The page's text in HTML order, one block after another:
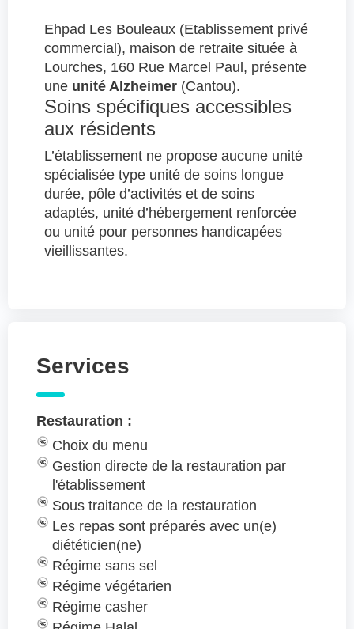
Ehpad Les Bouleaux (Etablissement privé
commercial), maison de retraite située à
Lourches, 160 Rue Marcel Paul, présente
une unité Alzheimer (Cantou).
Soins spécifiques accessibles
aux résidents
L’établissement ne propose aucune unité
spécialisée type unité de soins longue
durée, pôle d’activités et de soins
adaptés, unité d’hébergement renforcée
ou unité pour personnes handicapées
vieillissantes.
Services
Restauration :
Choix du menu
Gestion directe de la restauration par
l'établissement
Sous traitance de la restauration
Les repas sont préparés avec un(e)
diététicien(ne)
Régime sans sel
Régime végétarien
Régime casher